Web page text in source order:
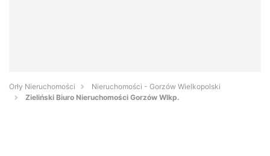
Orły Nieruchomości
Nieruchomości - Gorzów Wielkopolski
Zieliński Biuro Nieruchomości Gorzów Wlkp.